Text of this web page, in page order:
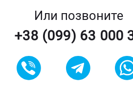
Или позвоните
+38 (099) 63 000